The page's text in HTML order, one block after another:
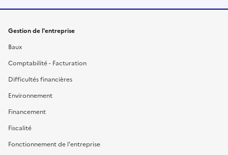
Gestion de l'entreprise
Baux
Comptabilité - Facturation
Difficultés financières
Environnement
Financement
Fiscalité
Fonctionnement de l'entreprise